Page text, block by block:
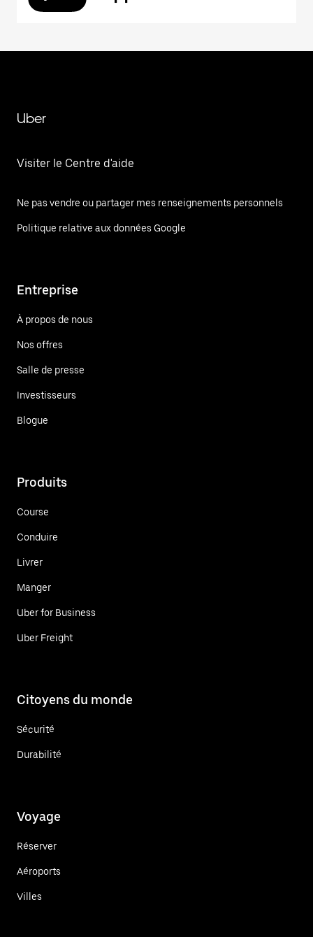
Uber
Visiter le Centre d'aide
Ne pas vendre ou partager mes renseignements personnels
Politique relative aux données Google
Entreprise
À propos de nous
Nos offres
Salle de presse
Investisseurs
Blogue
Produits
Course
Conduire
Livrer
Manger
Uber for Business
Uber Freight
Citoyens du monde
Sécurité
Durabilité
Voyage
Réserver
Aéroports
Villes